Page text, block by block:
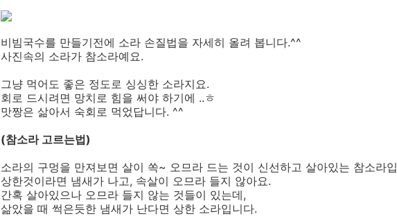
비빔국수를 만들기전에 소라 손질법을 자세히 올려 봅니다.^^
사진속의 소라가 참소라예요.
그냥 먹어도 좋은 정도로 싱싱한 소라지요.
회로 드시려면 망치로 힘을 써야 하기에 ..ㅎ
맛짱은 삶아서 숙회로 먹었답니다. ^^
(참소라 고르는법)
소라의 구멍을 만져보면 살이 쏙~ 오므라 드는 것이 신선하고 살아있는 참소라
상한것이라면 냄새가 나고, 속살이 오므라 들지 않아요.
간혹 살아있으나 오므라 들지 않는 것들이 있는데,
삶았을 때 썩은듯한 냄새가 난다면 상한 소라입니다.